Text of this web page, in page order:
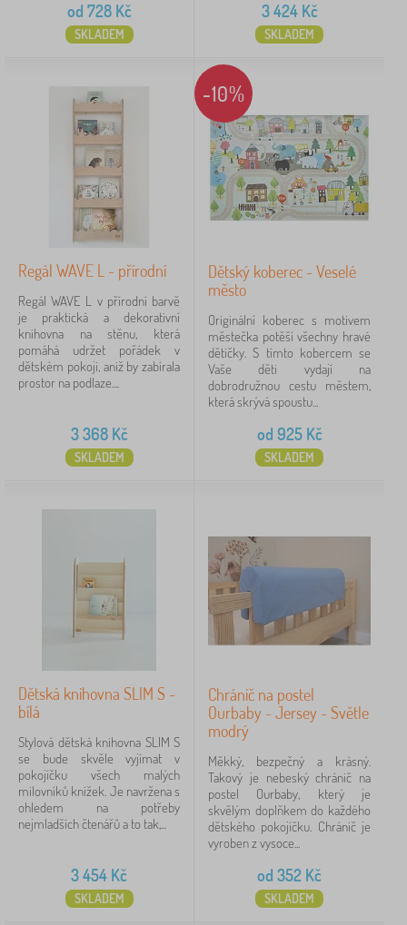
od 728Kč
SKLADEM
3 424Kč
SKLADEM
Regál WAVE L - přírodní
Regál WAVE L v přírodní barvě
je praktická a dekorativní
knihovna na stěnu, která
pomáhá udržet pořádek v
dětském pokoji, aniž by zabírala
prostor na podlaze....
3 368Kč
SKLADEM
-10%
Dětský koberec - Veselé
město
Originální koberec s motivem
městečka potěší všechny hravé
dětičky. S tímto kobercem se
Vaše děti vydají na
dobrodružnou cestu městem,
která skrývá spoustu...
od 925Kč
SKLADEM
Dětská knihovna SLIM S -
bílá
Stylová dětská knihovna SLIM S
se bude skvěle vyjímat v
pokojíčku všech malých
milovníků knížek. Je navržena s
ohledem na potřeby
nejmladších čtenářů a to tak,...
3 454 Kč
SKLADEM
Chránič na postel
Ourbaby - Jersey - Světle
modrý
Měkký, bezpečný a krásný.
Takový je nebeský chránič na
postel Ourbaby, který je
skvělým doplňkem do každého
dětského pokojíčku. Chránič je
vyroben z vysoce...
od 352 Kč
SKLADEM